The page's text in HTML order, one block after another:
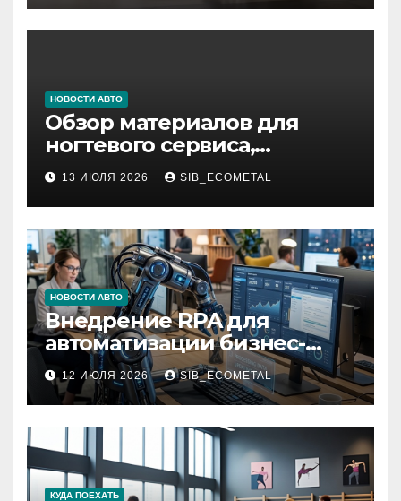
НОВОСТИ АВТО
Обзор материалов для
ногтевого сервиса,
наращивания ресниц и
депиляции
13 ИЮЛЯ 2026 SIB_ECOMETAL
НОВОСТИ АВТО
Внедрение RPA для
автоматизации бизнес-
процессов
12 ИЮЛЯ 2026 SIB_ECOMETAL
КУДА ПОЕХАТЬ